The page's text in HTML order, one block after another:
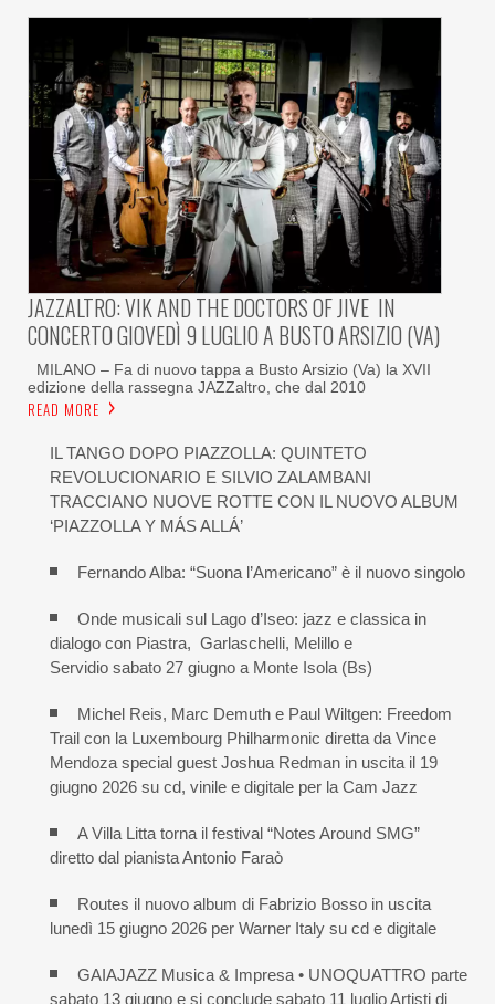
JAZZALTRO: VIK AND THE DOCTORS OF JIVE IN
CONCERTO GIOVEDÌ 9 LUGLIO A BUSTO ARSIZIO (VA)
MILANO – Fa di nuovo tappa a Busto Arsizio (Va) la XVII
edizione della rassegna JAZZaltro, che dal 2010
READ MORE
IL TANGO DOPO PIAZZOLLA: QUINTETO
REVOLUCIONARIO E SILVIO ZALAMBANI
TRACCIANO NUOVE ROTTE CON IL NUOVO ALBUM
‘PIAZZOLLA Y MÁS ALLÁ’
Fernando Alba: “Suona l’Americano” è il nuovo singolo
Onde musicali sul Lago d’Iseo: jazz e classica in
dialogo con Piastra, Garlaschelli, Melillo e
Servidio sabato 27 giugno a Monte Isola (Bs)
Michel Reis, Marc Demuth e Paul Wiltgen: Freedom
Trail con la Luxembourg Philharmonic diretta da Vince
Mendoza special guest Joshua Redman in uscita il 19
giugno 2026 su cd, vinile e digitale per la Cam Jazz
A Villa Litta torna il festival “Notes Around SMG”
diretto dal pianista Antonio Faraò
Routes il nuovo album di Fabrizio Bosso in uscita
lunedì 15 giugno 2026 per Warner Italy su cd e digitale
GAIAJAZZ Musica & Impresa • UNOQUATTRO parte
sabato 13 giugno e si conclude sabato 11 luglio Artisti di